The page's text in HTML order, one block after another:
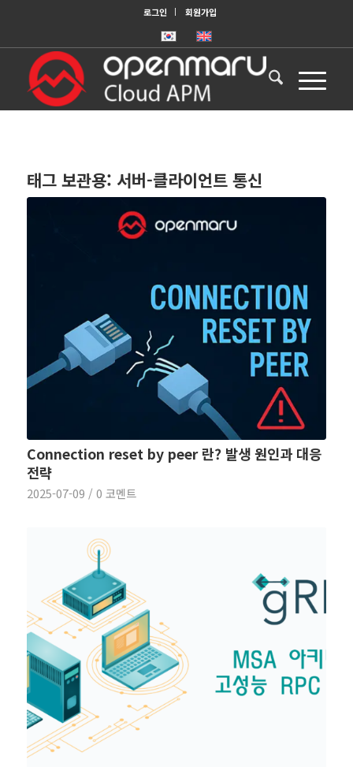
로그인 회원가입
태그 보관용: 서버-클라이언트 통신
Connection reset by peer 란? 발생 원인과 대응
전략
2025-07-09 / 0 코멘트